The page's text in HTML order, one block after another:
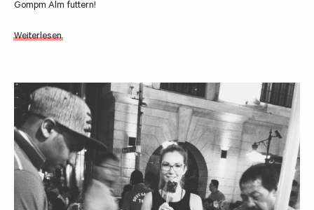
Gompm Alm futtern!
Weiterlesen